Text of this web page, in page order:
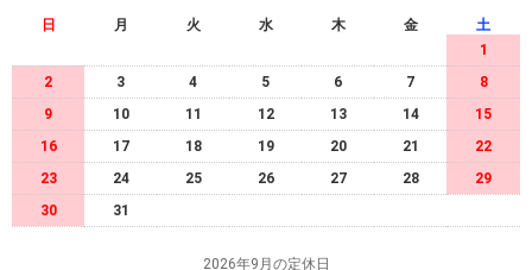
日 月 火 水 木 金
土
1
2
3 4 5 6 7
8
9
10 11 12 13 14
15
16
17 18 19 20 21
22
23
24 25 26 27 28
29
30
31
2026年9月の定休日